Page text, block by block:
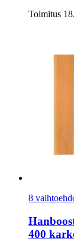
Toimitus
8
400